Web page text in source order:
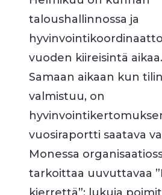
taloushallinnossa ja
vuoden kiireisintä aikaa.
Samaan aikaan kun
valmistuu, on
vuosiraportti saatava
Monessa
tarkoittaa uuvuttavaa